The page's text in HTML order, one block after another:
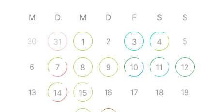
M D M D F S S
30 31 1 2 3 4 5
6 7 8 9 10 11 12
13 14 15 16 17 18 19